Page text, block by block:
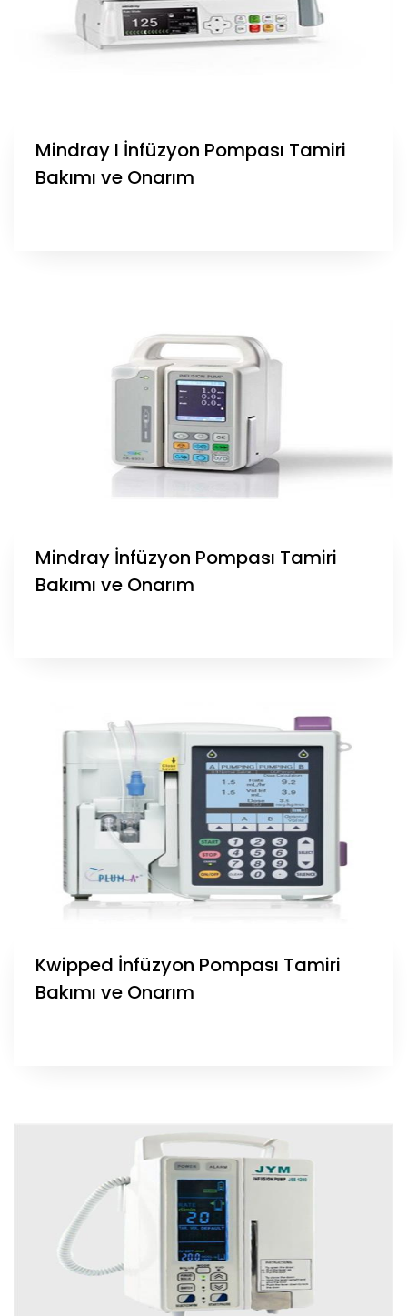
Mindray I İnfüzyon Pompası Tamiri
Bakımı ve Onarım
Mindray İnfüzyon Pompası Tamiri
Bakımı ve Onarım
Kwipped İnfüzyon Pompası Tamiri
Bakımı ve Onarım